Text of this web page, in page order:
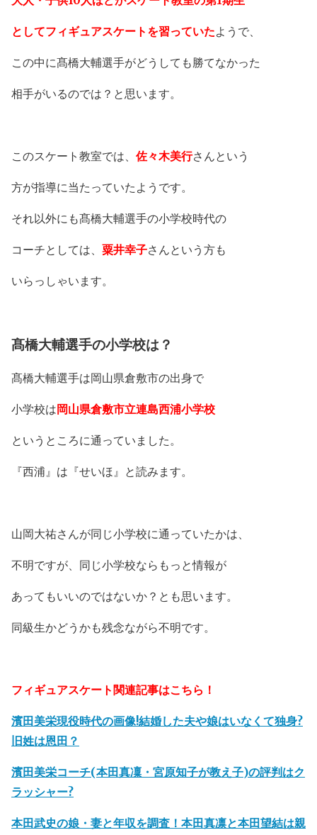
としてフィギュアスケートを習っていたようで、
この中に髙橋大輔選手がどうしても勝てなかった
相手がいるのでは？と思います。
このスケート教室では、 佐々木美行さんという
方が指導に当たっていたようです。
それ以外にも髙橋大輔選手の小学校時代の
コーチとしては、 粟井幸子さんという方も
いらっしゃいます。
髙橋大輔選手の小学校は？
髙橋大輔選手は岡山県倉敷市の出身で
小学校は 岡山県倉敷市立連島西浦小学校
というところに通っていました。
『西浦』は『せいほ』と読みます。
山岡大祐さんが同じ小学校に通っていたかは、
不明ですが、同じ小学校ならもっと情報が
あってもいいのではないか？とも思います。
同級生かどうかも残念ながら不明です。
フィギュアスケート関連記事はこちら！
濱田美栄現役時代の画像!結婚した夫や娘はいなくて独身?
旧姓は恩田？
濱田美栄コーチ(本田真凜・宮原知子が教え子)の評判はク
ラッシャー?
本田武史の娘・妻と年収を調査！本田真凛と本田望結は親